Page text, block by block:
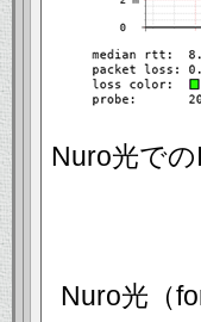
Nuro光で
Nuro光（